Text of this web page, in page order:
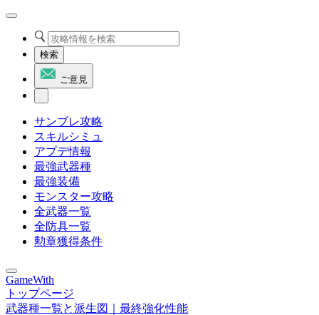
検索
ご意見
サンブレ攻略
スキルシミュ
アプデ情報
最強武器種
最強装備
モンスター攻略
全武器一覧
全防具一覧
勲章獲得条件
GameWith
トップページ
武器種一覧と派生図｜最終強化性能